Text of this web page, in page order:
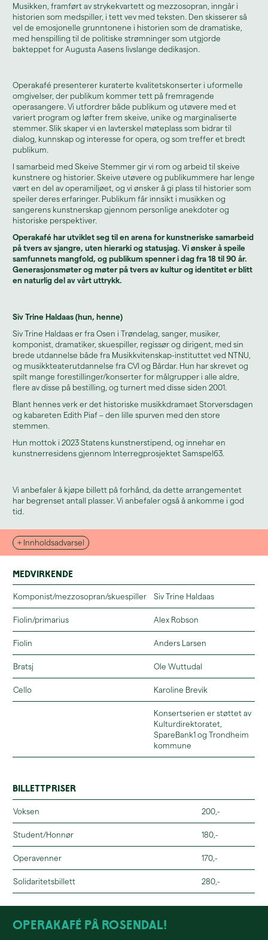
Musikken, framført av strykekvartett og mezzosopran, inngår i
historien som medspiller, i tett vev med teksten. Den skisserer så
vel de emosjonelle grunntonene i historien som de dramatiske,
med henspilling til de politiske strømninger som utgjorde
bakteppet for Augusta Aasens livslange dedikasjon.
Operakafé presenterer kuraterte kvalitetskonserter i uformelle
omgivelser, der publikum kommer tett på fremragende
operasangere. Vi utfordrer både publikum og utøvere med et
variert program og løfter frem skeive, unike og marginaliserte
stemmer. Slik skaper vi en lavterskel møteplass som bidrar til
dialog, kunnskap og interesse for opera, og som treffer et bredt
publikum.
I samarbeid med Skeive Stemmer gir vi rom og arbeid til skeive
kunstnere og historier. Skeive utøvere og publikummere har lenge
vært en del av operamiljøet, og vi ønsker å gi plass til historier som
speiler deres erfaringer. Publikum får innsikt i musikken og
sangerens kunstnerskap gjennom personlige anekdoter og
historiske perspektiver.
Operakafé har utviklet seg til en arena for kunstneriske samarbeid
på tvers av sjangre, uten hierarki og statusjag. Vi ønsker å speile
samfunnets mangfold, og publikum spenner i dag fra 18 til 90 år.
Generasjonsmøter og møter på tvers av kultur og identitet er blitt
en naturlig del av vårt uttrykk.
Siv Trine Haldaas (hun, henne)
Siv Trine Haldaas er fra Osen i Trøndelag, sanger, musiker,
komponist, dramatiker, skuespiller, regissør og dirigent, med sin
brede utdannelse både fra Musikkvitenskap-instituttet ved NTNU,
og musikkteaterutdannelse fra CVI og Bårdar. Hun har skrevet og
spilt mange forestillinger/konserter for målgrupper i alle aldre,
flere av disse på bestilling, og turnert med disse siden 2001.
Blant hennes verk er det historiske musikkdramaet Storversdagen
og kabareten Edith Piaf – den lille spurven med den store
stemmen.
Hun mottok i 2023 Statens kunstnerstipend, og innehar en
kunstnerresidens gjennom Interregprosjektet Samspel63.
Vi anbefaler å kjøpe billett på forhånd, da dette arrangementet
har begrenset antall plasser. Vi anbefaler også å ankomme i god
tid.
+ Innholdsadvarsel
tilgjengelighet her.
Medvirkende
Komponist/mezzosopran/skuespiller Siv Trine Haldaas
Fiolin/primarius Alex Robson
Fiolin Anders Larsen
Bratsj Ole Wuttudal
Cello Karoline Brevik
Konsertserien er støttet av
Kulturdirektoratet,
SpareBank1 og Trondheim
kommune
Billettpriser
Voksen 200,-
Student/Honnør 180,-
Operavenner 170,-
Solidaritetsbillett 280,-
Operakafé på Rosendal!